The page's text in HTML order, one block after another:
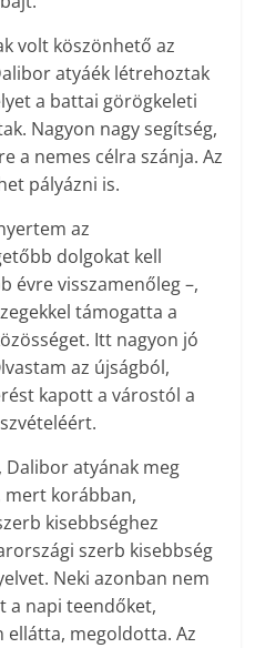
volt köszönhető az
atyáék létrehoztak
a battai görögkeleti
Nagyon nagy segítség,
a nemes célra szánja. Az
pályázni is.
az
dolgokat kell
évre visszamenőleg –,
támogatta a
Itt nagyon jó
az újságból,
kapott a várostól a
atyának meg
korábban,
kisebbséghez
szerb kisebbség
Neki azonban nem
a napi teendőket,
ellátta, megoldotta. Az